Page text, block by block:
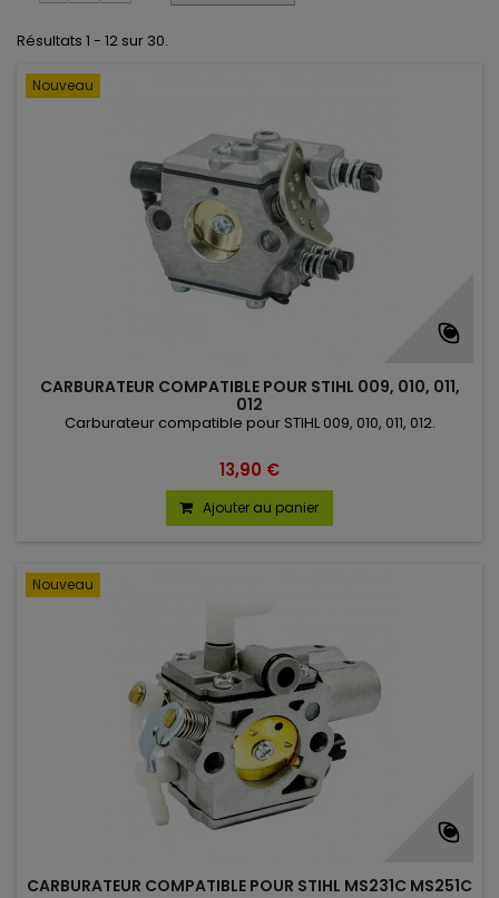
Résultats 1 - 12 sur 30.
Nouveau
CARBURATEUR COMPATIBLE POUR STIHL 009, 010, 011,
012
Carburateur compatible pour STIHL 009, 010, 011, 012.
13,90 €
Ajouter au panier
Nouveau
CARBURATEUR COMPATIBLE POUR STIHL MS231C MS251C